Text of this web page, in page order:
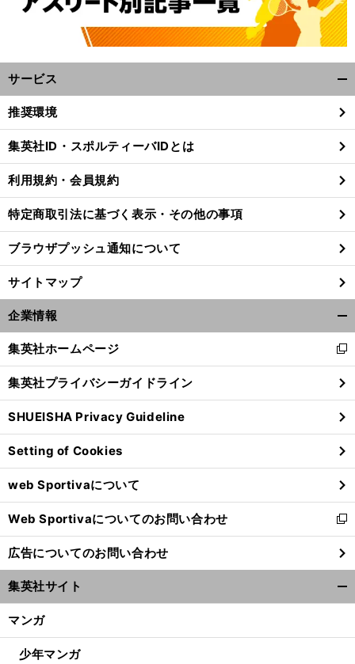
前
へ
サービス
閉
る
推奨環境
集英社ID・スポルティーバIDとは
利用規約・会員規約
特定商取引法に基づく表示・その他の事項
ブラウザプッシュ通知について
サイトマップ
企業情報
閉
る
集英社ホームページ
新
し
い
ウ
ィ
ン
ド
ウ
で
開
く
集英社プライバシーガイドライン
SHUEISHA Privacy Guideline
Setting of Cookies
web Sportivaについて
Web Sportivaについてのお問い合わせ
新
し
い
ウ
ィ
ン
ウ
広告についてのお問い合わせ
集英社サイト
マンガ
少年マンガ